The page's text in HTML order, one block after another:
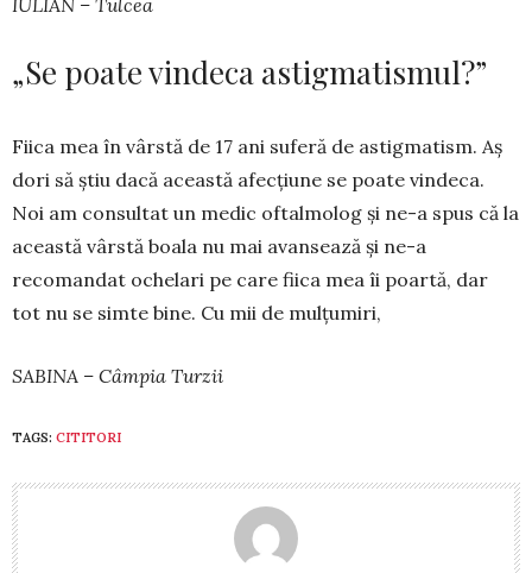
„Se poate vindeca astigmatismul?”
Fiica mea în vârstă de 17 ani suferă de astig­matism. Aș
dori să știu dacă această afecțiune se poate vindeca.
Noi am consultat un medic of­talmolog și ne-a spus că la
această vârstă boala nu mai avansează și ne-a
recomandat ochelari pe care fiica mea îi poartă, dar
tot nu se simte bine. Cu mii de mulțumiri,
SABINA – Câmpia Turzii
TAGS: CITITORI